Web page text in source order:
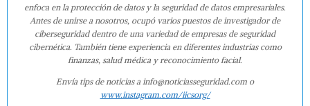
enfoca en la protección de datos y la seguridad de datos empresariales.
Antes de unirse a nosotros, ocupó varios puestos de investigador de
ciberseguridad dentro de una variedad de empresas de seguridad
cibernética. También tiene experiencia en diferentes industrias como
finanzas, salud médica y reconocimiento facial.
Envía tips de noticias a info@noticiasseguridad.com o
www.instagram.com/iicsorg/